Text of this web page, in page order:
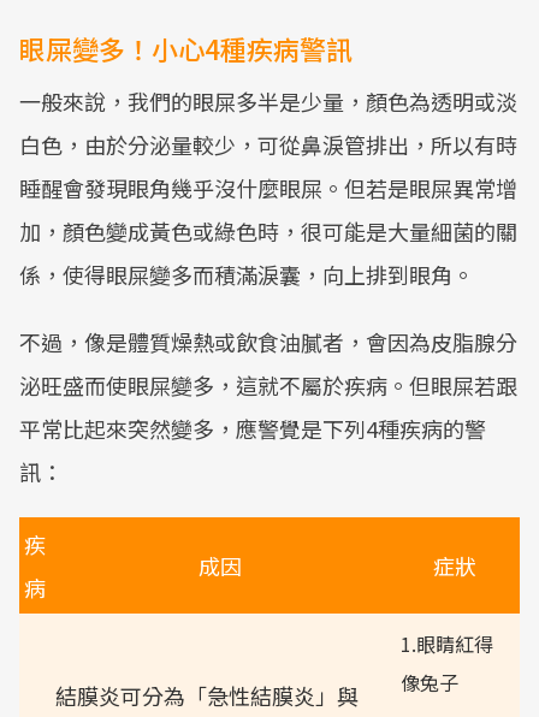
眼屎變多！小心4種疾病警訊
一般來說，我們的眼屎多半是少量，顏色為透明或淡
白色，由於分泌量較少，可從鼻淚管排出，所以有時
睡醒會發現眼角幾乎沒什麼眼屎。但若是眼屎異常增
加，顏色變成黃色或綠色時，很可能是大量細菌的關
係，使得眼屎變多而積滿淚囊，向上排到眼角。
不過，像是體質燥熱或飲食油膩者，會因為皮脂腺分
泌旺盛而使眼屎變多，這就不屬於疾病。但眼屎若跟
平常比起來突然變多，應警覺是下列4種疾病的警
訊：
疾
病
成因 症狀
結膜炎可分為「急性結膜炎」與
1.眼睛紅得
像兔子